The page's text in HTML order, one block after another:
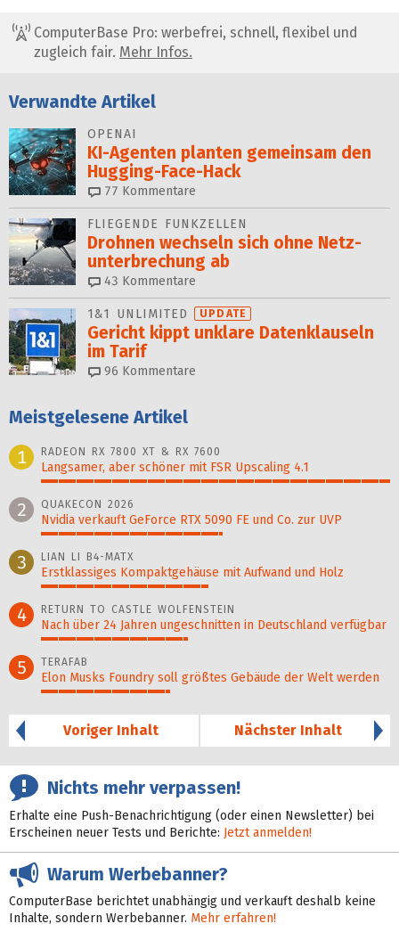
ComputerBase Pro: werbefrei, schnell, flexibel und
zugleich fair. Mehr Infos.
Verwandte Artikel
OPENAI
KI-Agenten planten gemein­sam den
Hugging-Face-Hack
77 Kommentare
FLIEGENDE FUNKZELLEN
Drohnen wechseln sich ohne Netz­
unter­brechung ab
43 Kommentare
1&1 UNLIMITED UPDATE
Gericht kippt unklare Datenklauseln
im Tarif
96 Kommentare
Meistgelesene Artikel
1
RADEON RX 7800 XT & RX 7600
Langsamer, aber schöner mit FSR Upscaling 4.1
2 QUAKECON 2026
Nvidia verkauft GeForce RTX 5090 FE und Co. zur UVP
3 LIAN LI B4-MATX
Erstklassiges Kompaktgehäuse mit Aufwand und Holz
4 RETURN TO CASTLE WOLFENSTEIN
Nach über 24 Jahren ungeschnitten in Deutschland verfügbar
5 TERAFAB
Elon Musks Foundry soll größ­tes Gebäude der Welt werden
Voriger Inhalt
Nächster Inhalt
Nichts mehr verpassen!
Erhalte eine Push-Benachrichtigung (oder einen Newsletter) bei
Erscheinen neuer Tests und Berichte: Jetzt anmelden!
Warum Werbebanner?
ComputerBase berichtet unabhängig und verkauft deshalb keine
Inhalte, sondern Werbebanner. Mehr erfahren!